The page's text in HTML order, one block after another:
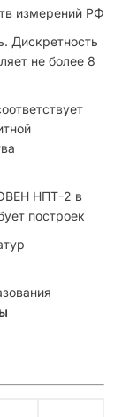
измерений РФ
Дискретность
не более 8
НПТ-2 в
построек